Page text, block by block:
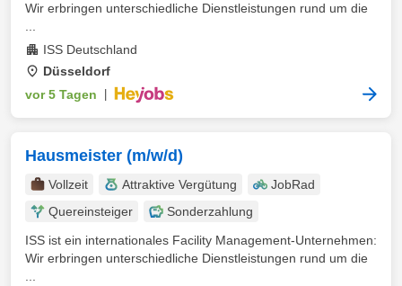
Wir erbringen unterschiedliche Dienstleistungen rund um die
ISS Deutschland
Düsseldorf
vor 5 Tagen
Hausmeister (m/w/d)
Vollzeit Attraktive Vergütung
JobRad
Quereinsteiger
Sonderzahlung
ISS ist ein internationales Facility Management-Unternehmen:
Wir erbringen unterschiedliche Dienstleistungen rund um die